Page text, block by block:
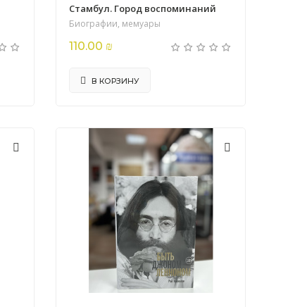
Стамбул. Город воспоминаний
Биографии, мемуары
110.00 ₪
В КОРЗИНУ